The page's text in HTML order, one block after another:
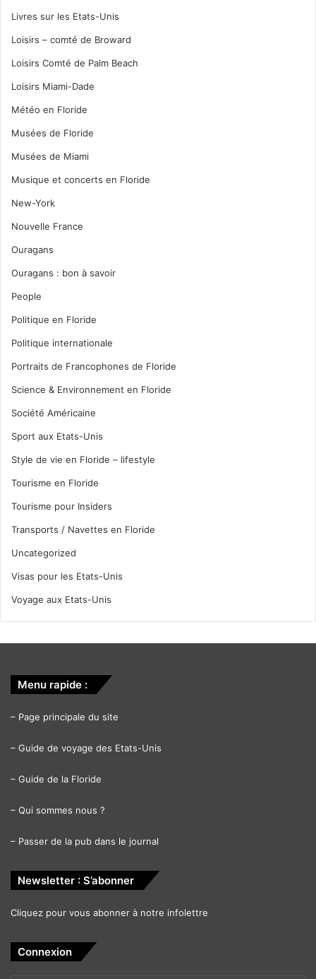
Livres sur les Etats-Unis
Loisirs – comté de Broward
Loisirs Comté de Palm Beach
Loisirs Miami-Dade
Météo en Floride
Musées de Floride
Musées de Miami
Musique et concerts en Floride
New-York
Nouvelle France
Ouragans
Ouragans : bon à savoir
People
Politique en Floride
Politique internationale
Portraits de Francophones de Floride
Science & Environnement en Floride
Société Américaine
Sport aux Etats-Unis
Style de vie en Floride – lifestyle
Tourisme en Floride
Tourisme pour Insiders
Transports / Navettes en Floride
Uncategorized
Visas pour les Etats-Unis
Voyage aux Etats-Unis
Menu rapide :
– Page principale du site
– Guide de voyage des Etats-Unis
– Guide de la Floride
– Qui sommes nous ?
– Passer de la pub dans le journal
Newsletter : S’abonner
Cliquez pour vous abonner à notre infolettre
Connexion